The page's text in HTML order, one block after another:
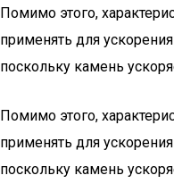
Помимо этого,
применять для
поскольку камень
Помимо этого,
применять для
поскольку камень